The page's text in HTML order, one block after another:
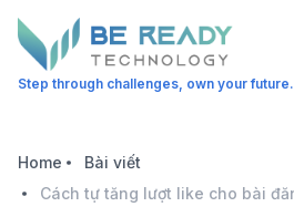
Step through challenges, own your future.
Home
Bài viết